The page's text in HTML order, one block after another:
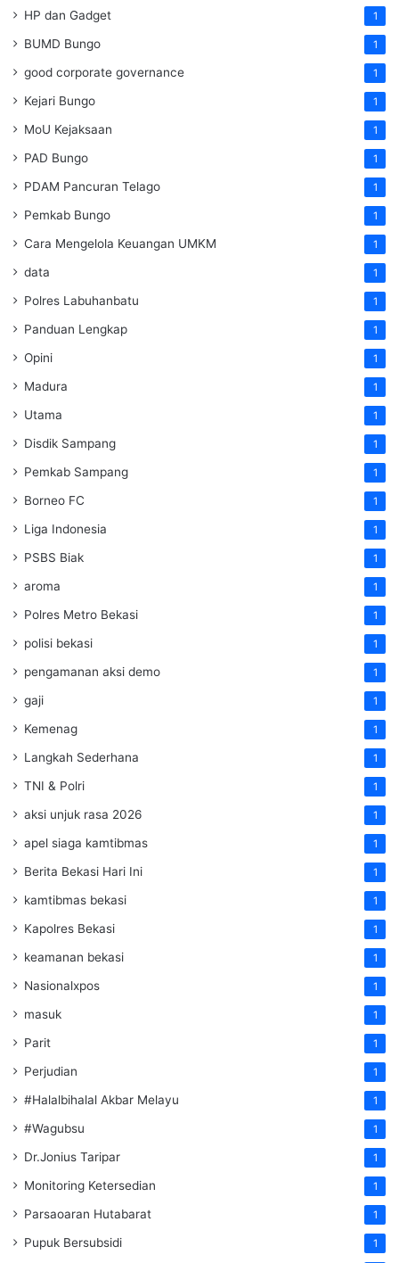
HP dan Gadget 1
BUMD Bungo 1
good corporate governance 1
Kejari Bungo 1
MoU Kejaksaan 1
PAD Bungo 1
PDAM Pancuran Telago 1
Pemkab Bungo 1
Cara Mengelola Keuangan UMKM 1
data 1
Polres Labuhanbatu 1
Panduan Lengkap 1
Opini 1
Madura 1
Utama 1
Disdik Sampang 1
Pemkab Sampang 1
Borneo FC 1
Liga Indonesia 1
PSBS Biak 1
aroma 1
Polres Metro Bekasi 1
polisi bekasi 1
pengamanan aksi demo 1
gaji 1
Kemenag 1
Langkah Sederhana 1
TNI & Polri 1
aksi unjuk rasa 2026 1
apel siaga kamtibmas 1
Berita Bekasi Hari Ini 1
kamtibmas bekasi 1
Kapolres Bekasi 1
keamanan bekasi 1
Nasionalxpos 1
masuk 1
Parit 1
Perjudian 1
#Halalbihalal Akbar Melayu 1
#Wagubsu 1
Dr.Jonius Taripar 1
Monitoring Ketersedian 1
Parsaoaran Hutabarat 1
Pupuk Bersubsidi 1